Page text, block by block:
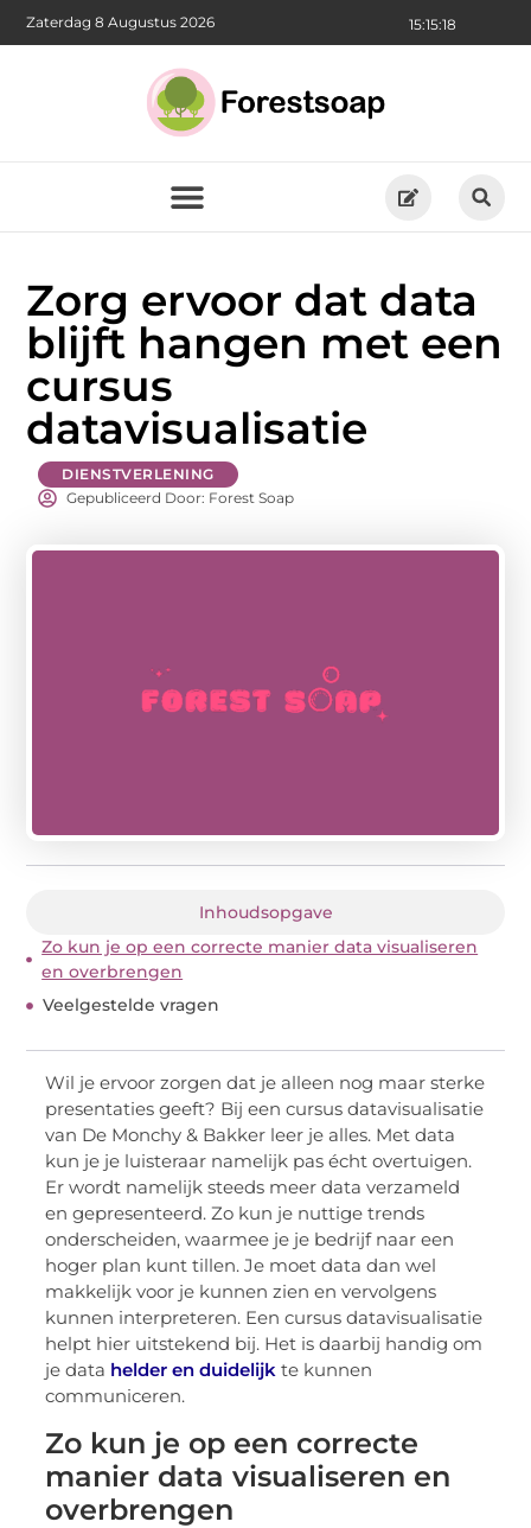
15:15:19
Zaterdag 8 Augustus 2026
Zorg ervoor dat data
blijft hangen met een
cursus
datavisualisatie
DIENSTVERLENING
Gepubliceerd Door: Forest Soap
Inhoudsopgave
Zo kun je op een correcte manier data visualiseren
en overbrengen
Veelgestelde vragen
Wil je ervoor zorgen dat je alleen nog maar sterke
presentaties geeft? Bij een cursus datavisualisatie
van De Monchy & Bakker leer je alles. Met data
kun je je luisteraar namelijk pas écht overtuigen.
Er wordt namelijk steeds meer data verzameld
en gepresenteerd. Zo kun je nuttige trends
onderscheiden, waarmee je je bedrijf naar een
hoger plan kunt tillen. Je moet data dan wel
makkelijk voor je kunnen zien en vervolgens
kunnen interpreteren. Een cursus datavisualisatie
helpt hier uitstekend bij. Het is daarbij handig om
je data helder en duidelijk te kunnen
communiceren.
Zo kun je op een correcte
manier data visualiseren en
overbrengen